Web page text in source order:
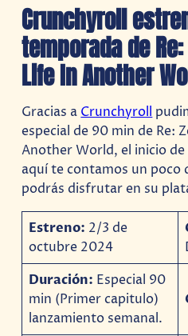
Crunchyroll
temporada de
Life In Another
Gracias a Crunchyroll
especial de 90 min de Re:
Another World, el inicio
aquí te contamos un poco
podrás disfrutar en su
Estreno: 2/3 de
octubre 2024
Duración: Especial 90
min (Primer capitulo)
lanzamiento semanal.